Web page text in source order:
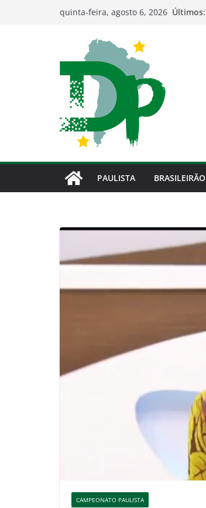
quinta-feira, agosto 6, 2026 Últimos:
PAULISTA BRASILEIRÃO
CAMPEONATO PAULISTA